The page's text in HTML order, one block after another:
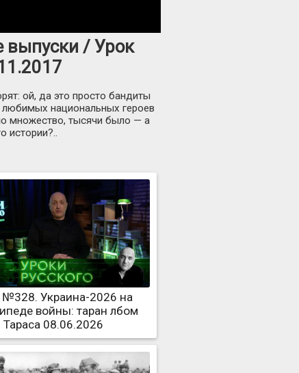
выпуски / Урок
ой, да это просто бандиты
национальных героев
множество, тысячи было — а
истории?..
№328. Украина-2026 на
войны: таран лбом
Тараса 08.06.2026